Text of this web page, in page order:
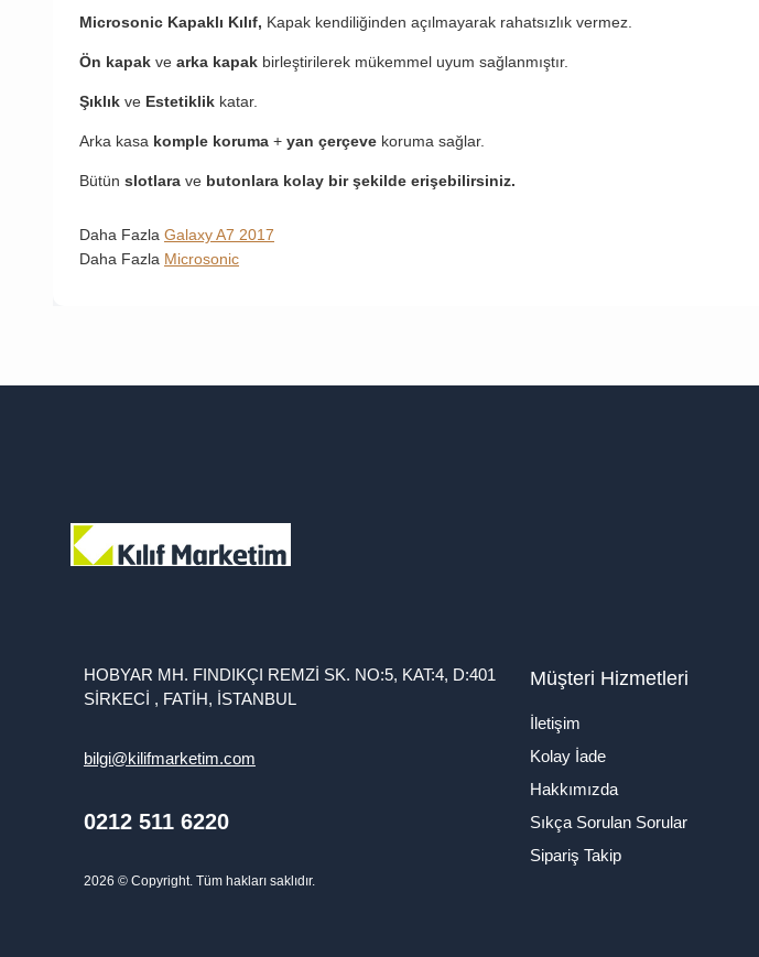
Microsonic Kapaklı Kılıf, Kapak kendiliğinden açılmayarak rahatsızlık vermez.
Ön kapak ve arka kapak birleştirilerek mükemmel uyum sağlanmıştır.
Şıklık ve Estetiklik katar.
Arka kasa komple koruma + yan çerçeve koruma sağlar.
Bütün slotlara ve butonlara kolay bir şekilde erişebilirsiniz.
Daha Fazla Galaxy A7 2017
Daha Fazla Microsonic
HOBYAR MH. FINDIKÇI REMZİ SK. NO:5, KAT:4, D:401
SİRKECİ , FATİH, İSTANBUL
bilgi@kilifmarketim.com
0212 511 6220
2026 © Copyright. Tüm hakları saklıdır.
Müşteri Hizmetleri
İletişim
Kolay İade
Hakkımızda
Sıkça Sorulan Sorular
Sipariş Takip